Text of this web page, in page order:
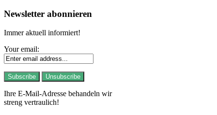
Newsletter abonnieren
Immer aktuell informiert!
Your email:
Ihre E-Mail-Adresse behandeln wir
streng vertraulich!